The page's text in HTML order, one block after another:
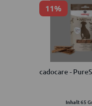
11%
cadocare -
Inhalt65